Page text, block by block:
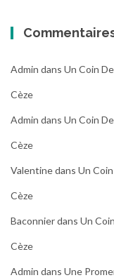
Admin dans Un Coin
Cèze
Admin dans Un Coin
Cèze
Valentinedans Un
Cèze
Baconnierdans Un
Cèze
Admin dans Une